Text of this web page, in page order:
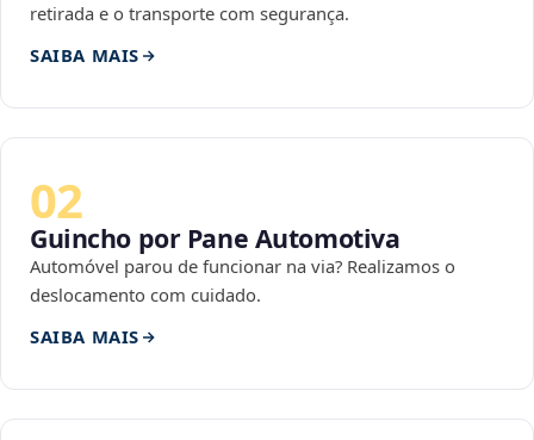
retirada e o transporte com segurança.
SAIBA MAIS
02
Guincho por Pane Automotiva
Automóvel parou de funcionar na via? Realizamos o
deslocamento com cuidado.
SAIBA MAIS